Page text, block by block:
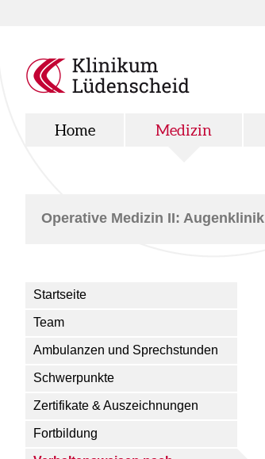
Home Medizin
Operative Medizin II: Augenklinik
Startseite
Team
Ambulanzen und Sprechstunden
Schwerpunkte
Zertifikate & Auszeichnungen
Fortbildung